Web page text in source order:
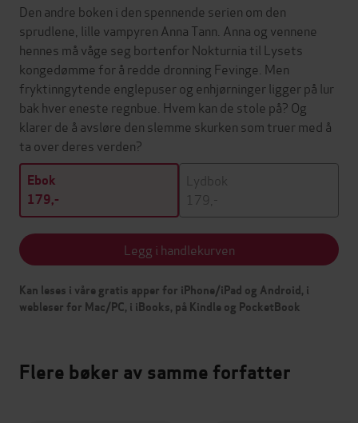
Den andre boken i den spennende serien om den
sprudlene, lille vampyren Anna Tann. Anna og vennene
hennes må våge seg bortenfor Nokturnia til Lysets
kongedømme for å redde dronning Fevinge. Men
fryktinngytende englepuser og enhjørninger ligger på lur
bak hver eneste regnbue. Hvem kan de stole på? Og
klarer de å avsløre den slemme skurken som truer med å
ta over deres verden?
Ebok
179,-
Lydbok
179,-
Legg i handlekurven
Kan leses i våre gratis apper for iPhone/iPad og Android, i
webleser for Mac/PC, i iBooks, på Kindle og PocketBook
Flere bøker av samme forfatter